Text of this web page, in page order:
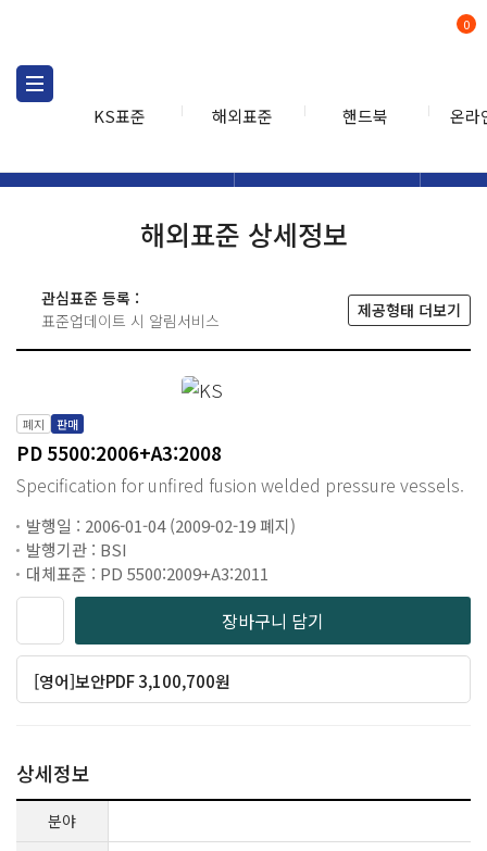
KS표준 해외표준 핸드북 온라
0
해외표준 상세정보
관심표준 등록 :
표준업데이트 시 알림서비스
제공형태 더보기
폐지 판매
PD 5500:2006+A3:2008
Specification for unfired fusion welded pressure vessels.
발행일 : 2006-01-04 (2009-02-19 폐지)
발행기관 : BSI
대체표준 : PD 5500:2009+A3:2011
장바구니 담기
[영어]보안PDF 3,100,700원
상세정보
분야